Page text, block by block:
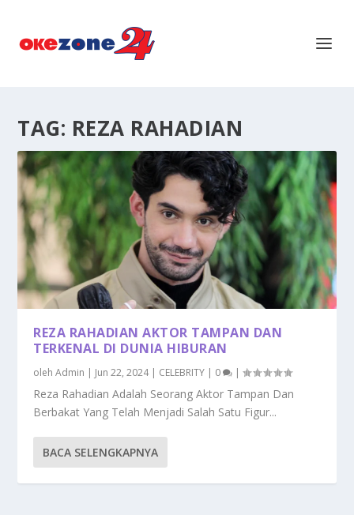
TAG: REZA RAHADIAN
REZA RAHADIAN AKTOR TAMPAN DAN
TERKENAL DI DUNIA HIBURAN
olehAdmin | Jun 22, 2024| CELEBRITY | 0 |
Reza Rahadian Adalah Seorang Aktor Tampan Dan
Berbakat Yang Telah Menjadi Salah Satu Figur...
BACA SELENGKAPNYA